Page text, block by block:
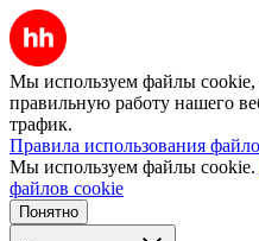
Мы используем файлы cookie,
правильную работу нашего
трафик.
Правила использования
Мы используем файлы cookie.
файлов cookie
Понятно